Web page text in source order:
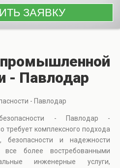
- Павлодар
- Павлодар
- Павлодар -
требует комплексного подхода
безопасности и надежности
более востребованными
инженерные услуги,